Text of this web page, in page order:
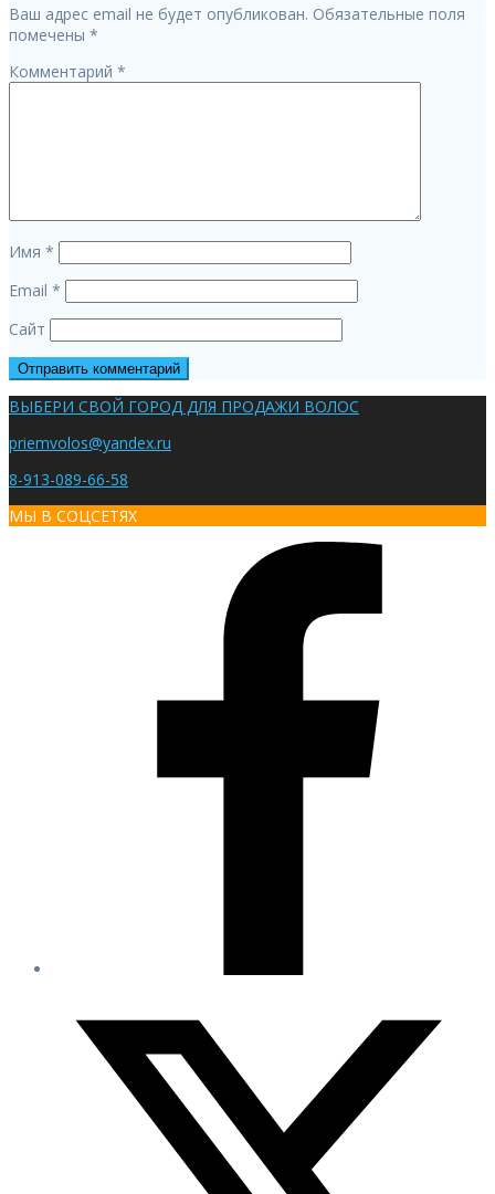
записям
Ваш адрес email не будет опубликован. Обязательные поля
помечены *
Комментарий *
Имя *
Email *
Сайт
ВЫБЕРИ СВОЙ ГОРОД ДЛЯ ПРОДАЖИ ВОЛОС
priemvolos@yandex.ru
8-913-089-66-58
МЫ В СОЦСЕТЯХ